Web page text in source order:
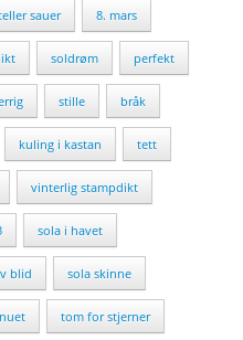
sauer 8. mars
soldrøm perfekt
stille bråk
kuling i kastan tett
vinterlig stampdikt
sola i havet
blid sola skinne
tom for stjerner